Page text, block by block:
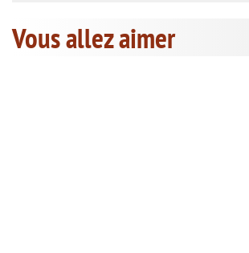
Vous allez aimer